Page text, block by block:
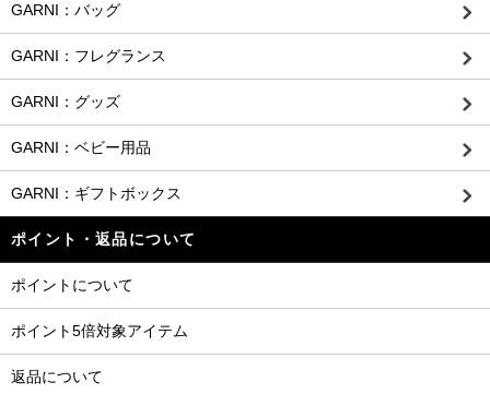
GARNI：バッグ
GARNI：フレグランス
GARNI：グッズ
GARNI：ベビー用品
GARNI：ギフトボックス
ポイント・返品について
ポイントについて
ポイント5倍対象アイテム
返品について